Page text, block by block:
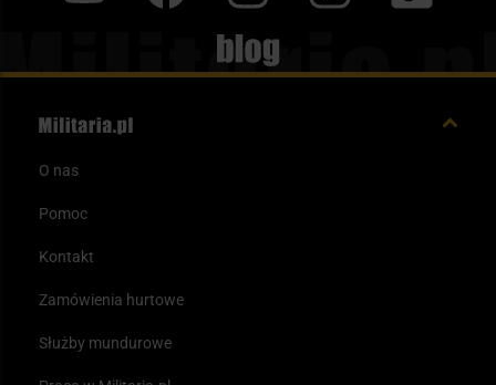
Blog
O nas
Pomoc
Kontakt
Zamówienia hurtowe
Służby mundurowe